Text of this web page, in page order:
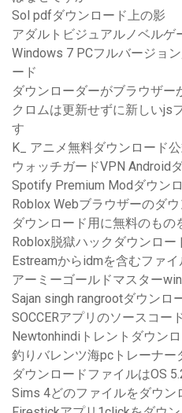
Sol pdfダウンロード上の影
アダルトビジュアルノベルゲ
Windows 7 PCフルバージョ
ード
ダウンローダーがブラウザー
クロムは更新せずに新しいjs
す
K_ アニメ無料ダウンロード
ウォッチガードVPN Android
Spotify Premium Modダウン
Roblox Webブラウザーのダ
ダウンロード用に無料のもの
Roblox脱獄ハックダウンロー
Estreamからidmを含むファ
アーミーゴールドマスター
Sajan singh rangrootダウンロ
SOCCERアプリのソースコー
Newtonhindiトレントダウン
釣りバレンツ海pcトレーナー
ダウンロードファイルはOS
Sims 4どのファイルをダウ